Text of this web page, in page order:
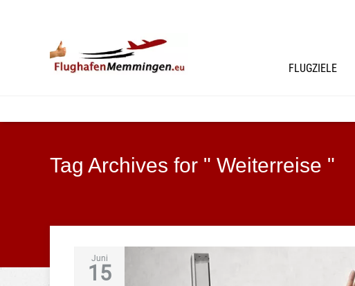
FLUGZIELE
Tag Archives for " Weiterreise "
Juni
15